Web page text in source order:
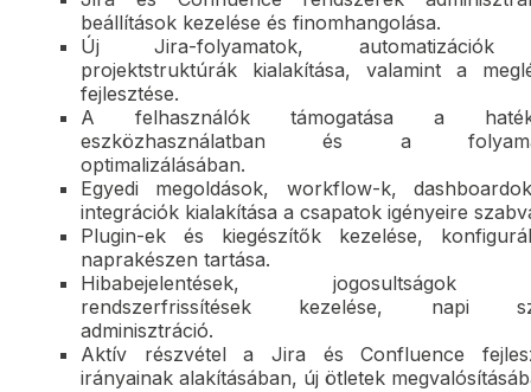
beállítások kezelése és finomhangolása.
Új Jira-folyamatok,
projektstruktúrák kialakítása, valamint a
fejlesztése.
A felhasználók támogatása a
eszközhasználatban és a
optimalizálásában.
Egyedi megoldások, workflow-k,
integrációk kialakítása a csapatok igényeire
Plugin-ek és kiegészítők kezelése,
naprakészen tartása.
Hibabejelentések,
rendszerfrissítések kezelése, napi
adminisztráció.
Aktív részvétel a Jira és Confluence
irányainak alakításában, új ötletek